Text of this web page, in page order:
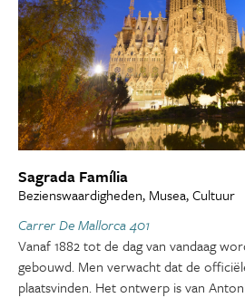
Sagrada Família
Bezienswaardigheden, Musea, Cultuur
Carrer De Mallorca 401
Vanaf 1882 tot de dag van vandaag
gebouwd. Men verwacht dat de
plaatsvinden. Het ontwerp is van